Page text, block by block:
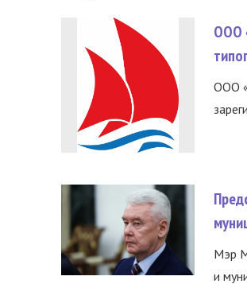
ООО
ООО
Мэр
и